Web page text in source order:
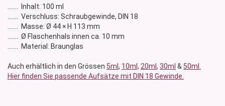
....... Inhalt: 100 ml
....... Verschluss: Schraubgewinde, DIN 18
....... Masse: Ø 44 × H 113 mm
....... Ø Flaschenhals innen ca. 10 mm
....... Material: Braunglas
Auch erhältlich in den Grössen 5ml , 10ml, 20ml , 30ml & 50ml.
Hier finden Sie passende Aufsätze mit DIN 18 Gewinde.